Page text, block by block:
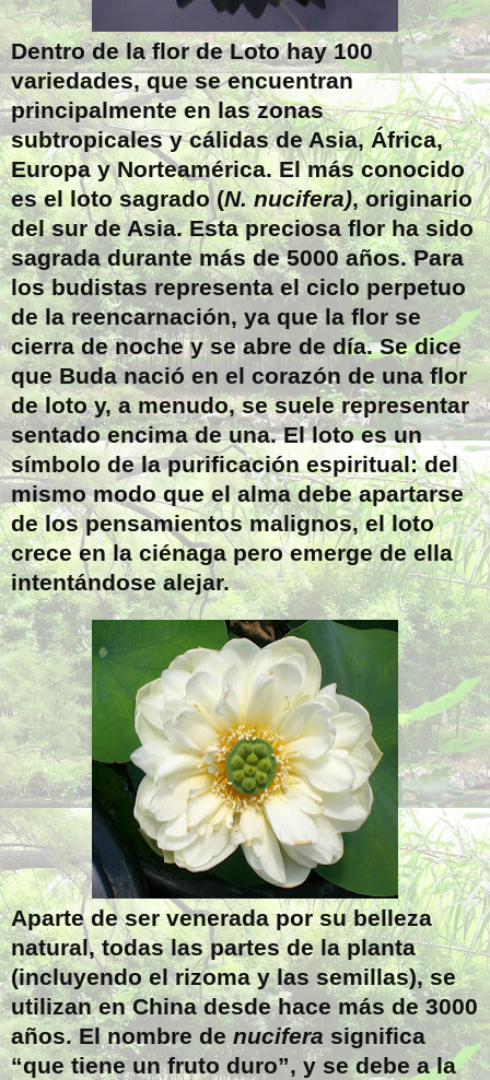
Dentro de la flor de Loto hay 100
variedades, que se encuentran
principalmente en las zonas
subtropicales y cálidas de Asia, África,
Europa y Norteamérica. El más conocido
es el loto sagrado (N. nucifera), originario
del sur de Asia. Esta preciosa flor ha sido
sagrada durante más de 5000 años. Para
los budistas representa el ciclo perpetuo
de la reencarnación, ya que la flor se
cierra de noche y se abre de día. Se dice
que Buda nació en el corazón de una flor
de loto y, a menudo, se suele representar
sentado encima de una. El loto es un
símbolo de la purificación espiritual: del
mismo modo que el alma debe apartarse
de los pensamientos malignos, el loto
crece en la ciénaga pero emerge de ella
intentándose alejar.
Aparte de ser venerada por su belleza
natural, todas las partes de la planta
(incluyendo el rizoma y las semillas), se
utilizan en China desde hace más de 3000
años. El nombre de nucifera significa
“que tiene un fruto duro”, y se debe a la